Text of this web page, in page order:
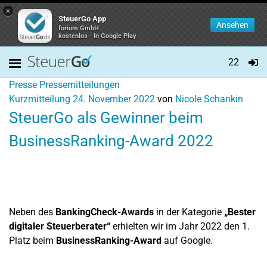
×
SteuerGo App
forium GmbH
kostenlos - In Google Play
Ansehen
22
Presse Pressemitteilungen
Kurzmitteilung 24. November 2022 von Nicole Schankin
SteuerGo als Gewinner beim
BusinessRanking-Award 2022
Neben des BankingCheck-Awards in der Kategorie „Bester
digitaler Steuerberater“ erhielten wir im Jahr 2022 den 1.
Platz beim BusinessRanking-Award auf Google.